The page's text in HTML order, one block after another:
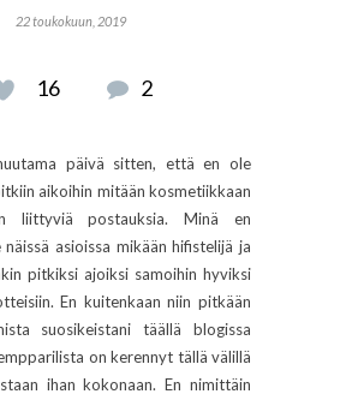
22 toukokuun, 2019
16 2
päivä sitten, että en ole
aikoihin mitään kosmetiikkaan
liittyviä postauksia. Minä en
asioissa mikään hifistelijä ja
pitkiksi ajoiksi samoihin hyviksi
En kuitenkaan niin pitkään
suosikeistani täällä blogissa
on kerennyt tällä välillä
ihan kokonaan. En nimittäin